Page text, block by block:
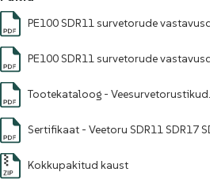
PE100 SDR11 survetorude
PE100 SDR11 survetorude
Tootekataloog -
Sertifikaat - Veetoru SDR11 SDR17
Kokkupakitud kaust